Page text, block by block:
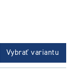
Vybrať variantu